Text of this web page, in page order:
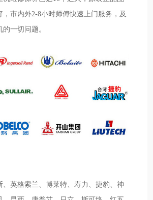
，市内外2-8小时师傅快速上门服务，及
一切问题。
、英格索兰、博莱特、寿力、捷豹、神